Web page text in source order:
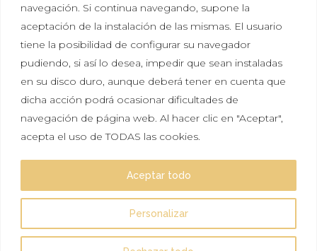
navegación. Si continua navegando, supone la
aceptación de la instalación de las mismas. El usuario
tiene la posibilidad de configurar su navegador
pudiendo, si así lo desea, impedir que sean instaladas
en su disco duro, aunque deberá tener en cuenta que
dicha acción podrá ocasionar dificultades de
navegación de página web. Al hacer clic en "Aceptar",
acepta el uso de TODAS las cookies.
Personalizar
Aceptar todo
Política de privacidad | Política de cookies
Aviso
legal
Tal vez aún no sabes lo que significa Hikayat, pero
seguro que lo has sentido más de una vez. Escuchar
vivirla y ser protagonista, solo por un día.
Esperamos que nuestras historias te inspiren.
Síguenos en: